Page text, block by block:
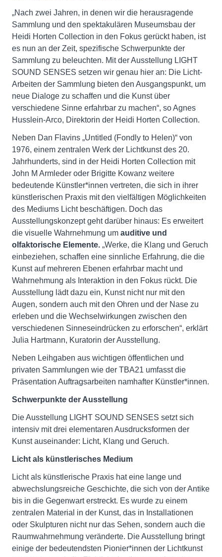
„Nach zwei Jahren, in denen wir die herausragende
Sammlung und den spektakulären Museumsbau der
Heidi Horten Collection in den Fokus gerückt haben, ist
es nun an der Zeit, spezifische Schwerpunkte der
Sammlung zu beleuchten. Mit der Ausstellung LIGHT
SOUND SENSES setzen wir genau hier an: Die Licht-
Arbeiten der Sammlung bieten den Ausgangspunkt, um
neue Dialoge zu schaffen und die Kunst über
verschiedene Sinne erfahrbar zu machen“, so Agnes
Husslein-Arco, Direktorin der Heidi Horten Collection​.
Neben Dan Flavins „Untitled (Fondly to Helen)“ von
1976, einem zentralen Werk der Lichtkunst des 20.
Jahrhunderts, sind in der Heidi Horten Collection mit
John M Armleder oder Brigitte Kowanz weitere
bedeutende Künstler*innen vertreten, die sich in ihrer
künstlerischen Praxis mit den vielfältigen Möglichkeiten
des Mediums Licht beschäftigen. Doch das
Ausstellungskonzept geht darüber hinaus: Es erweitert
die visuelle Wahrnehmung um auditive und
olfaktorische Elemente. „Werke, die Klang und Geruch
einbeziehen, schaffen eine sinnliche Erfahrung, die die
Kunst auf mehreren Ebenen erfahrbar macht und
Wahrnehmung als Interaktion in den Fokus rückt. Die
Ausstellung lädt dazu ein, Kunst nicht nur mit den
Augen, sondern auch mit den Ohren und der Nase zu
erleben und die Wechselwirkungen zwischen den
verschiedenen Sinneseindrücken zu erforschen“, erklärt
Julia Hartmann, Kuratorin der Ausstellung.
Neben Leihgaben aus wichtigen öffentlichen und
privaten Sammlungen wie der TBA21 umfasst die
Präsentation Auftragsarbeiten namhafter Künstler*innen.
Schwerpunkte der Ausstellung
Die Ausstellung LIGHT SOUND SENSES setzt sich
intensiv mit drei elementaren Ausdrucksformen der
Kunst auseinander: Licht, Klang und Geruch.
Licht als künstlerisches Medium
Licht als künstlerische Praxis hat eine lange und
abwechslungsreiche Geschichte, die sich von der Antike
bis in die Gegenwart erstreckt. Es wurde zu einem
zentralen Material in der Kunst, das in Installationen
oder Skulpturen nicht nur das Sehen, sondern auch die
Raumwahrnehmung veränderte. Die Ausstellung bringt
einige der bedeutendsten Pionier*innen der Lichtkunst